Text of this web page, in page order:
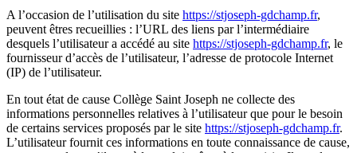
A l’occasion de l’utilisation du site https://stjoseph-gdchamp.fr,
peuvent êtres recueillies : l’URL des liens par l’intermédiaire
desquels l’utilisateur a accédé au site https://stjoseph-gdchamp.fr, le
fournisseur d’accès de l’utilisateur, l’adresse de protocole Internet
(IP) de l’utilisateur.
En tout état de cause Collège Saint Joseph ne collecte des
informations personnelles relatives à l’utilisateur que pour le besoin
de certains services proposés par le site https://stjoseph-gdchamp.fr.
L’utilisateur fournit ces informations en toute connaissance de cause,